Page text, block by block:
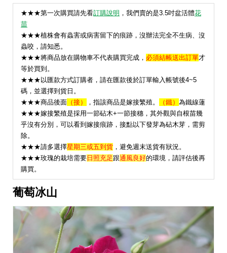
★★★第一次購買請先看訂購說明 ，我們賣的是3.5吋盆活體花
苗
★★★植株會有蟲害或病害留下的痕跡，沒辦法完全不生病、沒
蟲咬，請知悉。
★★★將商品放在購物車不代表購買完成， 必須結帳送出訂單才
等於買到。
★★★以匯款方式訂購者，請在匯款後於訂單輸入帳號後4~5
碼，並選擇到貨日。
★★★商品後面 （接） ，指該商品是嫁接繁殖。 （鐵） 為鐵線蓮
★★★嫁接繁殖是採用一節砧木+一節接穗，其外觀與自根苗幾
乎沒有分別，可以看到嫁接痕跡，接點以下發芽為砧木芽，需剪
除。
★★★請多選擇星期三或五到貨 ，避免週末送貨有狀況。
★★★玫瑰的栽培需要日照充足 跟通風良好的環境，請評估後再
購買。
葡萄冰山